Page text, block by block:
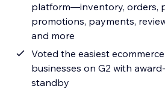
platform—inventory, orders,
promotions, payments,
and more
Voted the easiest
businesses on G2 with
standby